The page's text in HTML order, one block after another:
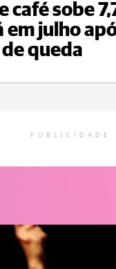
café sobe
em julho
queda
PUBLICIDADE